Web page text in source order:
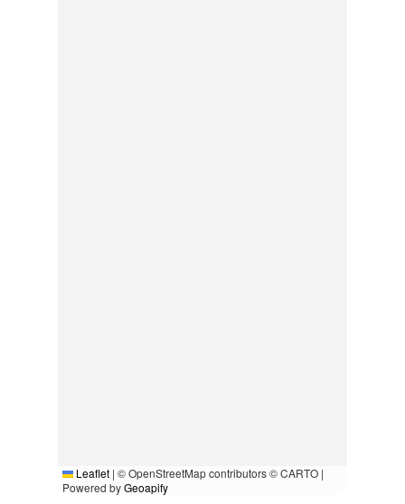
Leaflet | © OpenStreetMap contributors © CARTO |
Powered byGeoapify